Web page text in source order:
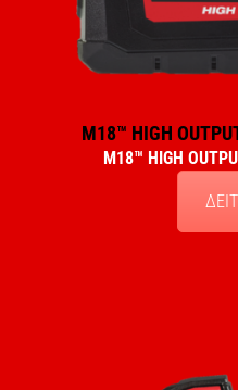
M18™ HIGH
M18™ HIGH